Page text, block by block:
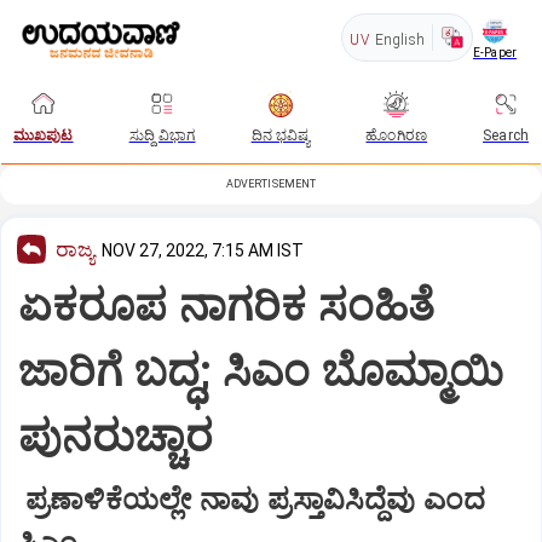
UV English
E-Paper
ಮುಖಪುಟ ಸುದ್ದಿ ವಿಭಾಗ ದಿನ ಭವಿಷ್ಯ ಹೊಂಗಿರಣ Search
ADVERTISEMENT
ರಾಜ್ಯ NOV 27, 2022, 7:15 AM IST
ಏಕರೂಪ ನಾಗರಿಕ ಸಂಹಿತೆ
ಜಾರಿಗೆ ಬದ್ಧ; ಸಿಎಂ ಬೊಮ್ಮಾಯಿ
ಪುನರುಚ್ಚಾರ
ಪ್ರಣಾಳಿಕೆಯಲ್ಲೇ ನಾವು ಪ್ರಸ್ತಾವಿಸಿದ್ದೆವು ಎಂದ